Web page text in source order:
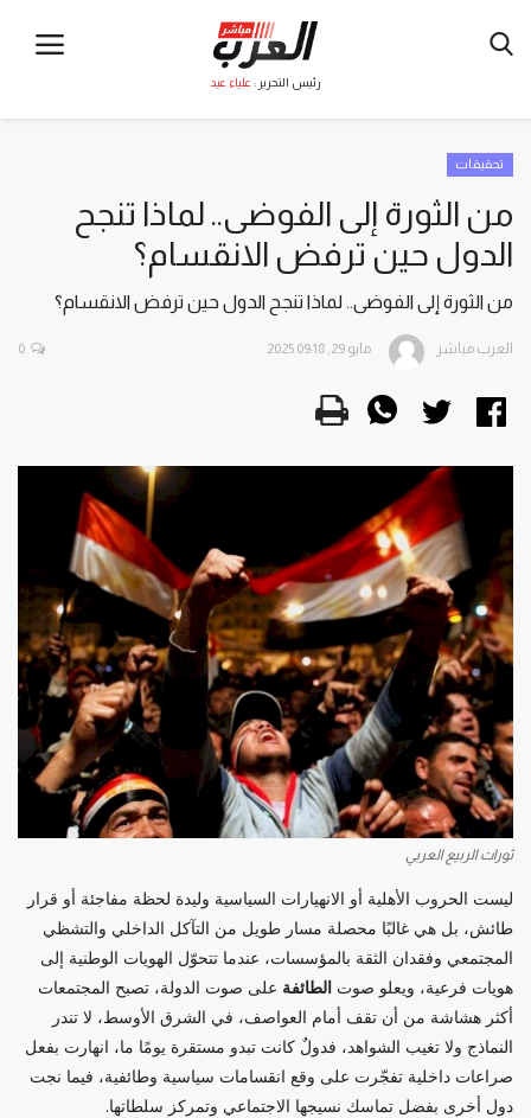
رئيس التحرير : علياء عيد
تحقيقات
من الثورة إلى الفوضى.. لماذا تنجح
الدول حين ترفض الانقسام؟
من الثورة إلى الفوضى.. لماذا تنجح الدول حين ترفض الانقسام؟
العرب مباشر مايو 29, 2025 09:18 0
ثورات الربيع العربي
ليست الحروب الأهلية أو الانهيارات السياسية وليدة لحظة مفاجئة أو قرار
طائش، بل هي غالبًا محصلة مسار طويل من التآكل الداخلي والتشظي
المجتمعي وفقدان الثقة بالمؤسسات، عندما تتحوّل الهويات الوطنية إلى
هويات فرعية، ويعلو صوت الطائفة على صوت الدولة، تصبح المجتمعات
أكثر هشاشة من أن تقف أمام العواصف، في الشرق الأوسط، لا تندر
النماذج ولا تغيب الشواهد، فدولٌ كانت تبدو مستقرة يومًا ما، انهارت بفعل
صراعات داخلية تفجّرت على وقع انقسامات سياسية وطائفية، فيما نجت
دول أخرى بفضل تماسك نسيجها الاجتماعي وتمركز سلطاتها.